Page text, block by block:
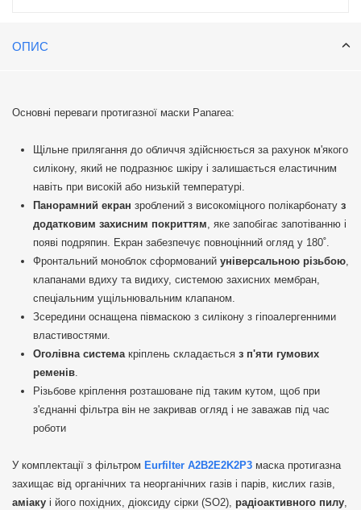
ОПИС
Основні переваги протигазної маски Panarea:
Щільне прилягання до обличчя здійснюється за рахунок м'якого
силікону, який не подразнює шкіру і залишається еластичним
навіть при високій або низькій температурі.
Панорамний екран зроблений з високоміцного полікарбонату з
додатковим захисним покриттям, яке запобігає запотіванню і
появі подряпин. Екран забезпечує повноцінний огляд у 180˚.
Фронтальний моноблок сформований універсальною різьбою,
клапанами вдиху та видиху, системою захисних мембран,
спеціальним ущільнювальним клапаном.
Зсередини оснащена півмаскою з силікону з гіпоалергенними
властивостями.
Оголівна системакріплень складається з п'яти гумових
ременів.
Різьбове кріплення розташоване під таким кутом, щоб при
з'єднанні фільтра він не закривав огляд і не заважав під час
роботи
У комплектації з фільтром Eurfilter A2B2E2K2P3 маска протигазна
захищає від органічних та неорганічних газів і парів, кислих газів,
аміаку і його похідних, діоксиду сірки (SO2), радіоактивного пилу,